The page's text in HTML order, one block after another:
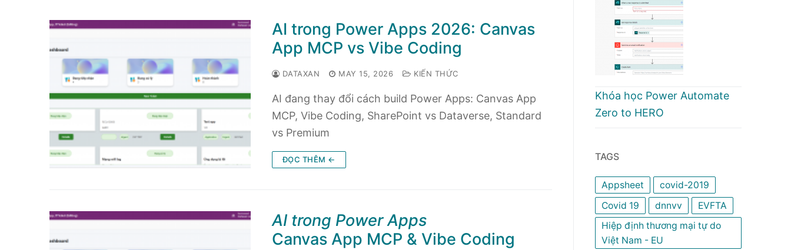
AI trong Power Apps 2026: Canvas
App MCP vs Vibe Coding
DATAXAN MAY 15, 2026 KIẾN THỨC
AI đang thay đổi cách build Power Apps: Canvas App
MCP, Vibe Coding, SharePoint vs Dataverse, Standard
vs Premium
ĐỌC THÊM ←
AI trong Power Apps
Canvas App MCP & Vibe Coding
Khóa học Power Automate
Zero to HERO
TAGS
Appsheet
covid-2019
Covid 19
dnnvv
EVFTA
Hiệp định thương mại tự do
Việt Nam - EU